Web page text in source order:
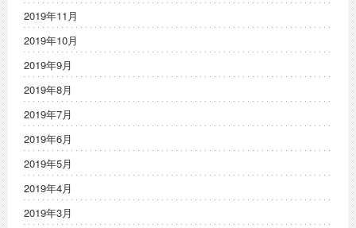
2019年11月
2019年10月
2019年9月
2019年8月
2019年7月
2019年6月
2019年5月
2019年4月
2019年3月